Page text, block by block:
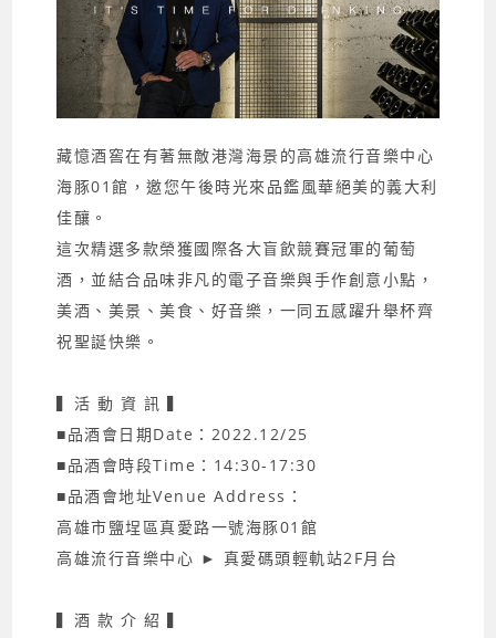
藏憶酒窖在有著無敵港灣海景的高雄流行音樂中心
海豚01館，邀您午後時光來品鑑風華絕美的義大利
佳釀。
這次精選多款榮獲國際各大盲飲競賽冠軍的葡萄
酒，並結合品味非凡的電子音樂與手作創意小點，
美酒、美景、美食、好音樂，一同五感躍升舉杯齊
祝聖誕快樂。
▍活 動 資 訊 ▍
■品酒會日期Date：2022.12/25
■品酒會時段Time：14:30-17:30
■品酒會地址Venue Address：
高雄市鹽埕區真愛路一號海豚01館
高雄流行音樂中心 ► 真愛碼頭輕軌站2F月台
▍酒 款 介 紹 ▍